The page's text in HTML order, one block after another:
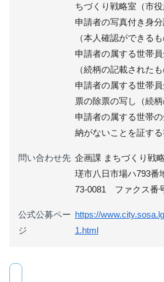
ちづくり戦略室（市役
申請者の写真付き身
（本人確認ができるも
申請者の属する世帯
（続柄の記載されたも
申請者の属する世帯
票の除票の写し（続柄
申請者の属する世帯
納がないことを証す
問い合わせ先 企画課 まちづくり戦
瑳市八日市場ハ793番
73-0081 ファクス番
公式公募ペー
ジ
https://
1.html